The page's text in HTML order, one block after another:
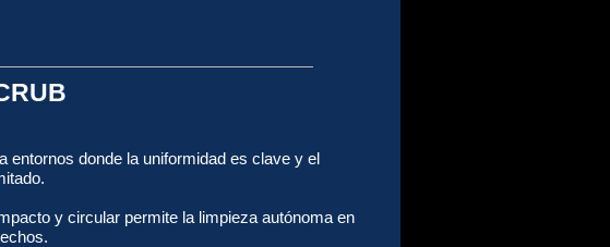
entornos donde la uniformidad es clave y el
y circular permite la limpieza autónoma en